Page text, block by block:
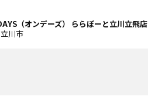
（オンデーズ） ららぽーと立川立飛店
川市